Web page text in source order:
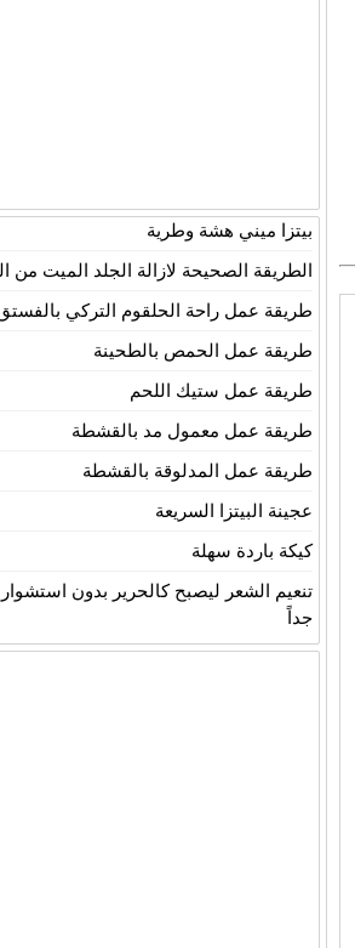
بيتزا ميني هشة وطرية
الطريقة الصحيحة لازالة الجلد الميت من
طريقة عمل راحة الحلقوم التركي
طريقة عمل الحمص بالطحينة
طريقة عمل ستيك اللحم
طريقة عمل معمول مد بالقشطة
طريقة عمل المدلوقة بالقشطة
عجينة البيتزا السريعة
كيكة باردة سهلة
تنعيم الشعر ليصبح كالحرير بدون
جداً